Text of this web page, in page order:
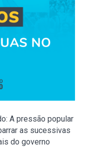
A pressão popular
as sucessivas
do governo